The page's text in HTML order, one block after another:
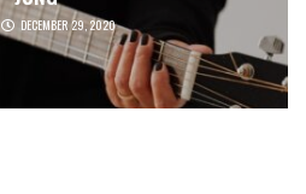
DECEMBER 29, 2020